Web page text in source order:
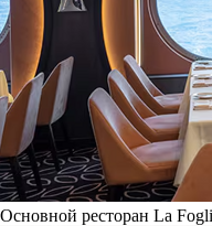
Основной ресторан La